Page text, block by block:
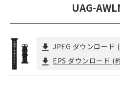
UAG-
JPEG ダウンロード
EPS ダウンロード (